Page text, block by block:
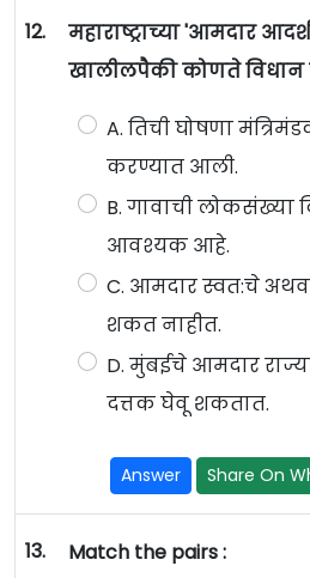
12.
महाराष्ट्राच्या 'आमदार
खालीलपैकी कोणते
A. तिची घोषणा
करण्यात आली.
B. गावाची
आवश्यक आहे.
C. आमदार स्वत:चे
शकत नाहीत.
D. मुंबईचे आमदार
दत्तक घेवू शकतात.
Answer Share On
13. Match the pairs :